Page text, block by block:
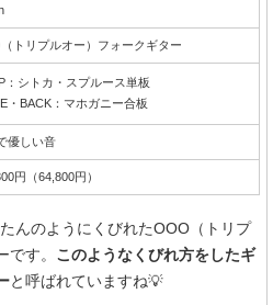
トリプルオー）フォークギター
：シトカ・スプルース単板
・BACK：マホガニー合板
優しい音
円（64,800円）
んのようにくびれたOOO（トリプ
す。 このようなくびれ方をしたギ
と呼ばれていますね💡